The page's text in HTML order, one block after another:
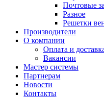
Почтовые
Разное
Решетки
Производители
О компании
Оплата и
Вакансии
Мастер системы
Партнерам
Новости
Контакты